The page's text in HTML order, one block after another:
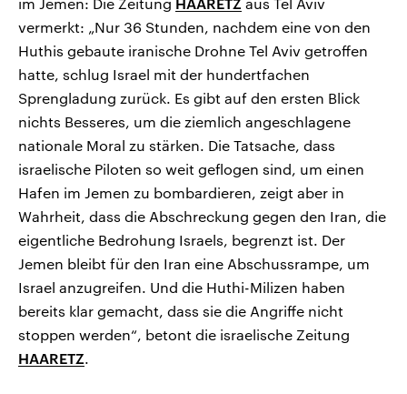
im Jemen: Die Zeitung HAARETZ aus Tel Aviv
vermerkt: „Nur 36 Stunden, nachdem eine von den
Huthis gebaute iranische Drohne Tel Aviv getroffen
hatte, schlug Israel mit der hundertfachen
Sprengladung zurück. Es gibt auf den ersten Blick
nichts Besseres, um die ziemlich angeschlagene
nationale Moral zu stärken. Die Tatsache, dass
israelische Piloten so weit geflogen sind, um einen
Hafen im Jemen zu bombardieren, zeigt aber in
Wahrheit, dass die Abschreckung gegen den Iran, die
eigentliche Bedrohung Israels, begrenzt ist. Der
Jemen bleibt für den Iran eine Abschussrampe, um
Israel anzugreifen. Und die Huthi-Milizen haben
bereits klar gemacht, dass sie die Angriffe nicht
stoppen werden“, betont die israelische Zeitung
HAARETZ.